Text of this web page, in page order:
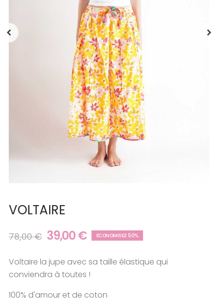
VOLTAIRE
78,00 € 39,00 € ECONOMISEZ 50%
Voltaire la jupe avec sa taille élastique qui
conviendra à toutes !
100% d'amour et de coton